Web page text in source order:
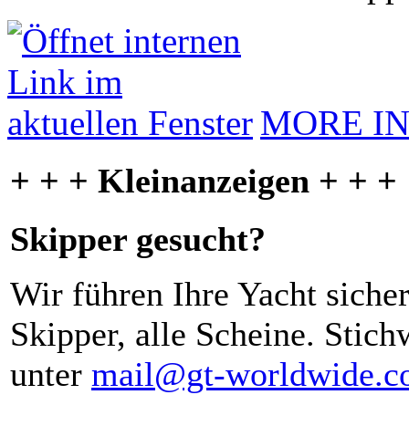
MORE
+ + + Kleinanzeigen + + +
Skipper gesucht?
Wir führen Ihre Yacht
Skipper, alle Scheine.
unter mail@gt-